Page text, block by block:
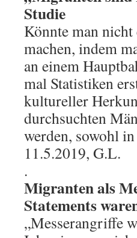
Studie
Könnte man
machen, indem
an einem
mal Statistiken
kultureller
durchsuchten
werden, sowohl
11.5.2019, G.L.
.
Migranten als
Statements
„Messerangriffe